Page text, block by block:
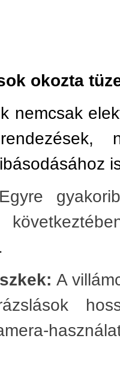
okozta
nemcsak
A